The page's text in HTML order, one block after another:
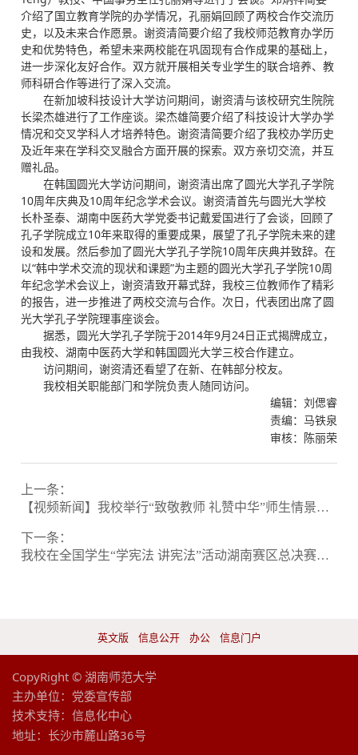
介绍了国立教育学院的办学情况，孔丽娟回顾了两校合作交流历
史，以及未来合作愿景。谢资清简要介绍了我校师范教育办学历
史和优势特色，希望未来两校能在巩固现有合作成果的基础上，
进一步深化友好合作。双方就开展相关专业学生的联合培养、教
师科研合作等进行了深入交流。
在新加坡科技设计大学访问期间，谢资清与该校研究生院院
长梁杰雄进行了工作座谈。梁杰雄简要介绍了科技设计大学办学
情况和交叉学科人才培养特色。谢资清简要介绍了我校办学历史
及近年来在学科交叉融合方面开展的探索。双方亲切交流，并互
赠礼品。
在韩国圆光大学访问期间，谢资清出席了圆光大学孔子学院
10周年庆典及10周年纪念学术会议。谢资清首先与圆光大学校
长朴圣泰、湖南中医药大学党委书记戴爱国进行了会谈，回顾了
孔子学院成立10年来取得的重要成果，展望了孔子学院未来的建
设和发展。然后参加了圆光大学孔子学院10周年庆典并致辞。在
以“韩中学术交流的现状和课题”为主题的圆光大学孔子学院10周
年纪念学术会议上，谢资清致开幕式辞，我校三位教师作了精彩
的报告，进一步推进了两校交流与合作。次日，代表团出席了圆
光大学孔子学院理事座谈会。
据悉，圆光大学孔子学院于2014年9月24日正式揭牌成立，
由我校、湖南中医药大学和韩国圆光大学三校合作建立。
访问期间，谢资清还看望了在新、在韩部分校友。
我校相关职能部门和学院负责人随同访问。
编辑：刘偲睿
责编：马铁泉
审核：陈丽荣
上一条：
【视频新闻】我校举行“致敬教师 礼赞中华”师生情景朗诵会
下一条：
我校在全国学生“学宪法 讲宪法”活动湖南赛区总决赛中取得佳绩
英文版 信息公开 办公 信息门户
CopyRight © 湖南师范大学
主办单位：党委宣传部
技术支持：
信息化中心
地址：长沙市麓山路36号